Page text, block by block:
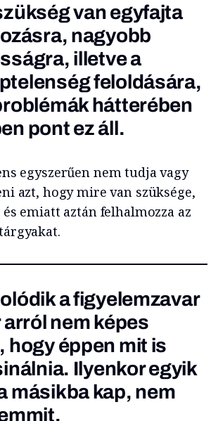
van egyfajta
nagyobb
illetve a
feloldására,
hátterében
pont ez áll.
egyszerűen nem tudja vagy
azt, hogy mire van szüksége,
emiatt aztán felhalmozza az
a figyelemzavar
nem képes
hogy éppen mit is
Ilyenkor egyik
másikba kap, nem